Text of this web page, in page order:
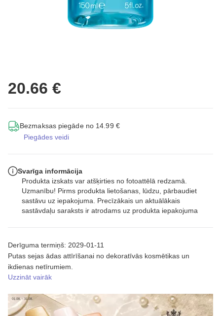
20.66 €
Bezmaksas piegāde no 14.99 €
Piegādes veidi
Derīguma termiņš: 2029-01-11
Putas sejas ādas attīrīšanai no dekoratīvās kosmētikas un
ikdienas netīrumiem.
Uzzināt vairāk
Svarīga informācija
Produkta izskats var atšķirties no fotoattēlā redzamā.
Uzmanību! Pirms produkta lietošanas, lūdzu, pārbaudiet
sastāvu uz iepakojuma. Precīzākais un aktuālākais
sastāvdaļu saraksts ir atrodams uz produkta iepakojuma